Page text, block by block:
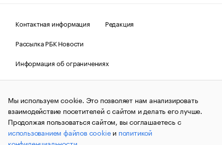
Контактная информация
Редакция
Рассылка РБК Новости
Информация об ограничениях
Правовая информация
О соблюдении авторских прав
© АО «РОСБИЗНЕСКОНСАЛТИНГ»,1995–2026.Сообщения
и материалы информационного агентства «РБК»
(зарегистрировано Федеральной службой по надзору в сфере
связи, информационных технологий и массовых
коммуникаций (Роскомнадзор) 09.12.2015 за номером ИА
№ФС77-63848) сопровождаются пометкой «РБК». Отдельные
Мы используем cookie. Это позволяет нам анализировать
взаимодействие посетителей с сайтом и делать его лучше.
Продолжая пользоваться сайтом, вы соглашаетесь с
использованием файлов cookieи политикой